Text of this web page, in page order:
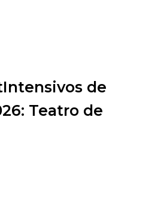
Intensivos de
Teatro de